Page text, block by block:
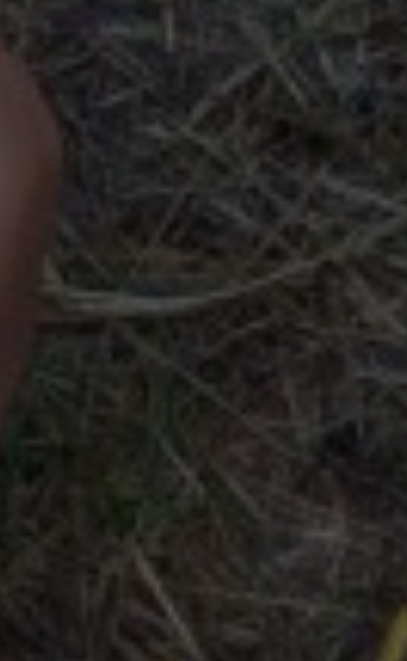
Marketing Cookies werden von Drittanbietern oder
Publishern verwendet, um personalisierte
Werbung anzuzeigen. Sie tun dies, indem sie
Besucher über Websites hinweg verfolgen.
Google Tag Manager
Wenn Cookies von externen Medien akzeptiert
werden, bedarf der Zugriff auf externe Inhalte
keiner manuellen Zustimmung mehr.
Google Maps
Eingebettete Inhalte